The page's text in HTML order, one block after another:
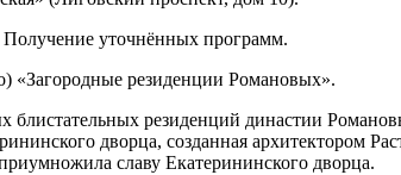
Получение уточнённых программ.
«Загородные резиденции Романовых».
блистательных резиденций династии
дворца, созданная архитектором
славу Екатерининского дворца.